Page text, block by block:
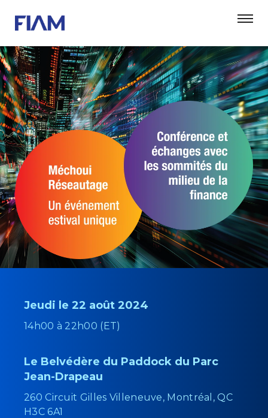
Jeudi le 22 août 2024
14h00 à 22h00 (ET)
Le Belvédère du Paddock du Parc
Jean-Drapeau
260 Circuit Gilles Villeneuve, Montréal, QC
H3C 6A1